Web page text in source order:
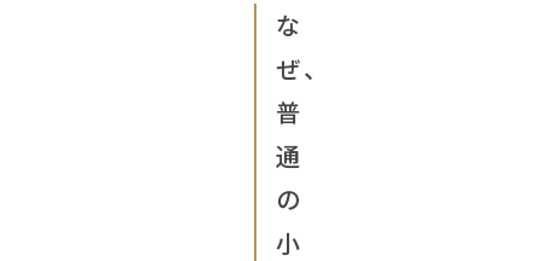
な
ぜ、
普
通
の
小